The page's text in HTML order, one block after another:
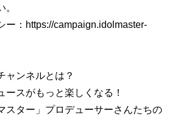
ー：https://campaign.idolmaster-
ンネルとは？
ースがもっと楽しくなる！
スター」プロデューサーさんたちの